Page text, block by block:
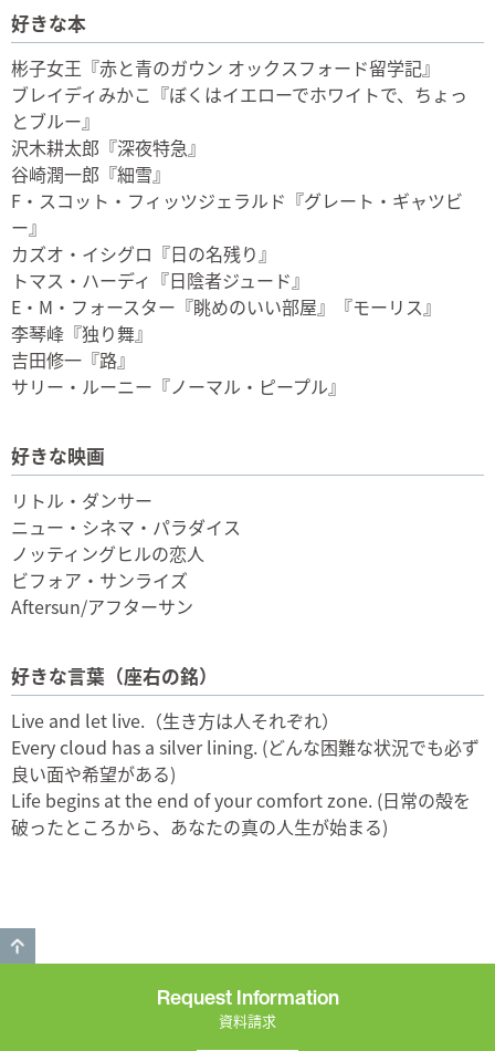
好きな本
彬子女王『赤と青のガウン オックスフォード留学記』
ブレイディみかこ『ぼくはイエローでホワイトで、ちょっ
とブルー』
沢木耕太郎『深夜特急』
谷崎潤一郎『細雪』
F・スコット・フィッツジェラルド『グレート・ギャツビ
ー』
カズオ・イシグロ『日の名残り』
トマス・ハーディ『日陰者ジュード』
E・M・フォースター『眺めのいい部屋』『モーリス』
李琴峰『独り舞』
吉田修一『路』
サリー・ルーニー『ノーマル・ピープル』
好きな映画
リトル・ダンサー
ニュー・シネマ・パラダイス
ノッティングヒルの恋人
ビフォア・サンライズ
Aftersun/アフターサン
好きな言葉（座右の銘）
Live and let live.（生き方は人それぞれ）
Every cloud has a silver lining. (どんな困難な状況でも必ず
良い面や希望がある)
Life begins at the end of your comfort zone. (日常の殻を
破ったところから、あなたの真の人生が始まる)
Request Information
資料請求